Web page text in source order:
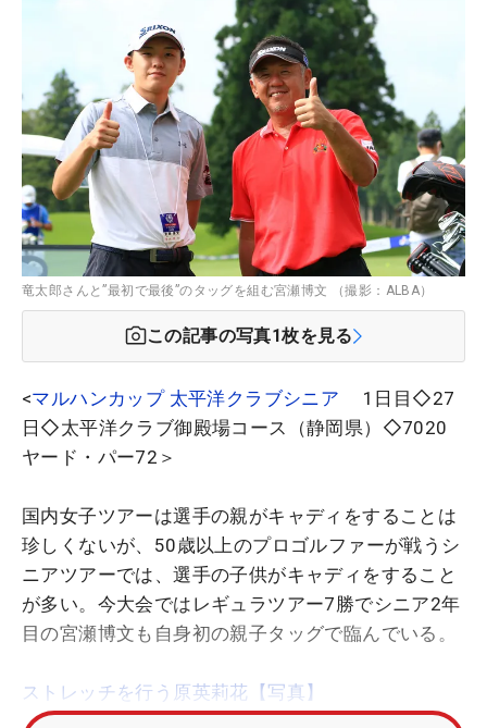
竜太郎さんと”最初で最後”のタッグを組む宮瀬博文 （撮影：ALBA）
この記事の写真1枚を見る
<マルハンカップ 太平洋クラブシニア 1日目◇27
日◇太平洋クラブ御殿場コース（静岡県）◇7020
ヤード・パー72＞
国内女子ツアーは選手の親がキャディをすることは
珍しくないが、50歳以上のプロゴルファーが戦うシ
ニアツアーでは、選手の子供がキャディをすること
が多い。今大会ではレギュラツアー7勝でシニア2年
目の宮瀬博文も自身初の親子タッグで臨んでいる。
ストレッチを行う原英莉花【写真】